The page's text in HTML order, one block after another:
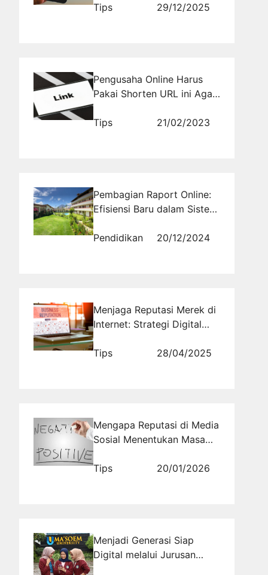
Meningkatkan Brand
Tips 29/12/2025
Pengusaha Online Harus
Pakai Shorten URL ini Agar
Tips
21/02/2023
Pembagian Raport Online:
Efisiensi Baru dalam Sistem
Pendidikan
20/12/2024
Menjaga Reputasi Merek di
Internet: Strategi Digital
Tips
28/04/2025
Mengapa Reputasi di Media
Sosial Menentukan Masa
Tips
20/01/2026
Menjadi Generasi Siap
Digital melalui Jurusan